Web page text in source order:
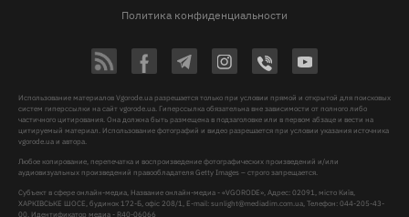
Политика конфиденциальности
Использование материалов Vgorode.ua разрешается только при условии прямой и открытой для поисковых
систем гиперссылки на сайт vgorode.ua. Гиперссылка обязательна вне зависимости от полного либо
частичного цитирования. Она должна быть размещена в подзаголовке или в первом абзаце и вести на
цитируемый материал. Использование фотографий и видео разрешается при условии указания источника
vgorode.ua и автора.
Любое копирование, перепечатка и воспроизведение фотографических произведений и/или
аудиовизуальных произведений правообладателя Getty Images – строго запрещается.
Субъект в сфере онлайн-медиа, Название онлайн-медиа - «VGORODE», Адрес: 02091, місто Київ,
ХАРКІВСЬКЕ ШОСЕ, будинок 172-Б, офіс 208/1, E-mail:sunlight@mediadim.com.ua, Телефон: 044-205-43-
00, Идентификатор медиа - R40-06066